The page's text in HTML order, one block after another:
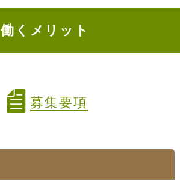
働くメリット
募集要項